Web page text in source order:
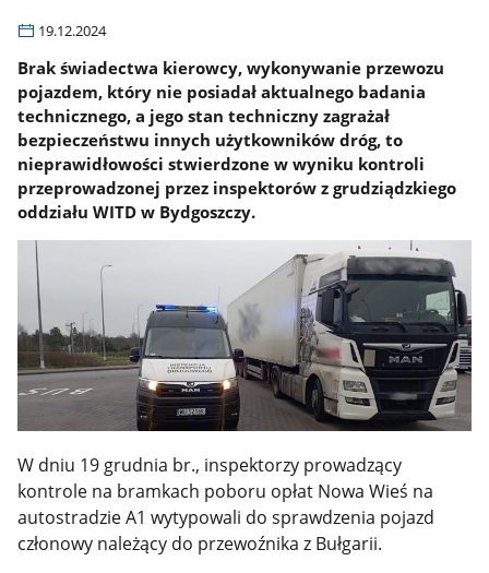
19.12.2024
Brak świadectwa kierowcy, wykonywanie przewozu
pojazdem, który nie posiadał aktualnego badania
technicznego, a jego stan techniczny zagrażał
bezpieczeństwu innych użytkowników dróg, to
nieprawidłowości stwierdzone w wyniku kontroli
przeprowadzonej przez inspektorów z grudziądzkiego
oddziału WITD w Bydgoszczy.
W dniu 19 grudnia br., inspektorzy prowadzący
kontrole na bramkach poboru opłat Nowa Wieś na
autostradzie A1 wytypowali do sprawdzenia pojazd
członowy należący do przewoźnika z Bułgarii.